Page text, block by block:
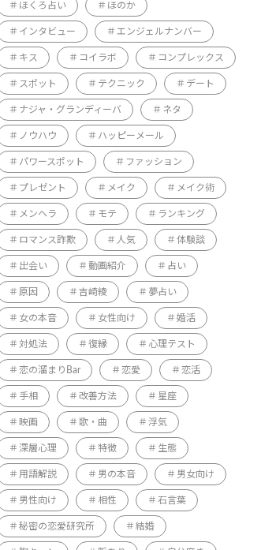
ほくろ占い ほのか
インタビュー エンジェルナンバー
キス コイラボ コンプレックス
スポット テクニック デート
ナジャ・グランディーバ ネタ
ノウハウ ハッピーメール
パワースポット ファッション
プレゼント メイク メイク術
メンヘラ モテ ランキング
ロマンス詐欺 人気 体験談
出会い 動画紹介 占い
原因 吉崎綾 夢占い
女の本音 女性向け 婚活
対処法 復縁 心理テスト
恋の溜まりBar 恋愛 恋活
手相 改善方法 星座
映画 歌・曲 浮気
深層心理 特徴 生態
用語解説 男の本音 男女向け
男性向け 相性 石言葉
秘密の恋愛研究所 結婚